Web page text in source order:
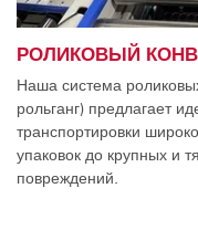
РОЛИКОВЫЙ
Наша система
рольганг) предлагает
транспортировки
упаковок до крупных и
повреждений.